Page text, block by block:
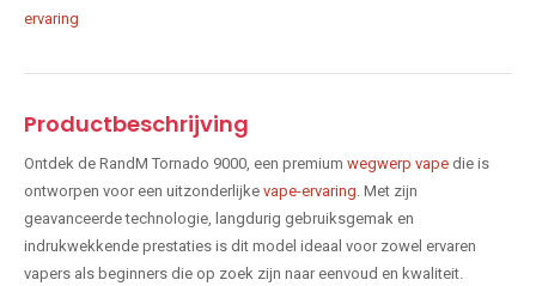
ervaring
Productbeschrijving
Ontdek de RandM Tornado 9000, een premium wegwerp vape die is
ontworpen voor een uitzonderlijke vape-ervaring . Met zijn
geavanceerde technologie, langdurig gebruiksgemak en
indrukwekkende prestaties is dit model ideaal voor zowel ervaren
vapers als beginners die op zoek zijn naar eenvoud en kwaliteit.